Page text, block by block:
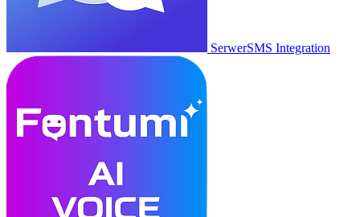
SerwerSMS Integration